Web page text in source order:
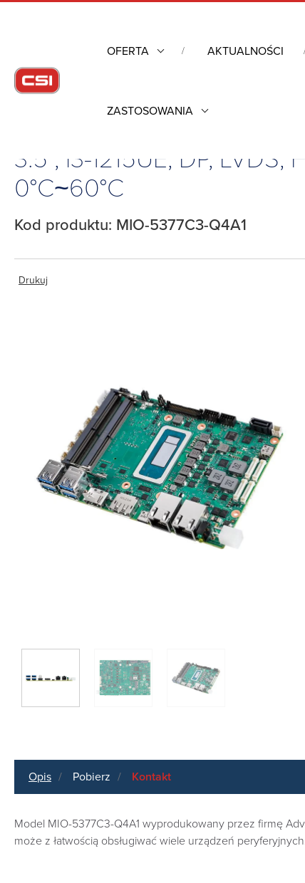
OFERTA AKTUALNOŚCI
ZASTOSOWANIA
Komputery przemysłowe
3.5”, i3-1215UE, DP,
0°C~60°C
Kod produktu: MIO-5377C3-Q4A1
Drukuj
Opis Pobierz Kontakt
Model MIO-5377C3-Q4A1 wyprodukowany przez firmę
może z łatwością obsługiwać wiele urządzeń